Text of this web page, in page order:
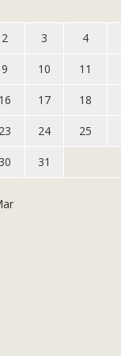
2 3 4
9 10 11
17 18
24 25
31